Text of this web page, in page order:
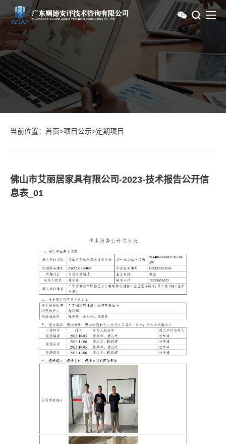
当前位置： 首页>项目公示>定期项目
佛山市艾丽居家具有限公司-2023-技术报告公开信
息表_01